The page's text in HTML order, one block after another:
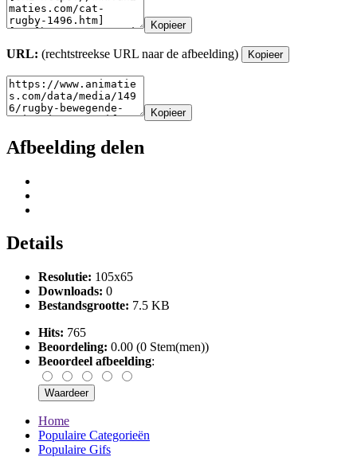
Kopieer
URL: (rechtstreekse URL naar de afbeelding) Kopieer
Kopieer
Afbeelding delen
Details
Resolutie: 105x65
Downloads: 0
Bestandsgrootte: 7.5 KB
Hits: 765
Beoordeling: 0.00 (0 Stem(men))
Beoordeel afbeelding:
Home
Populaire Categorieën
Populaire Gifs